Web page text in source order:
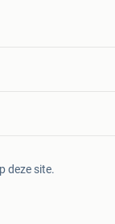
deze site.